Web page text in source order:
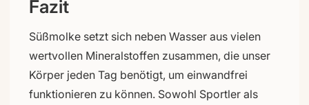
Fazit
Süßmolke setzt sich neben Wasser aus vielen
wertvollen Mineralstoffen zusammen, die unser
Körper jeden Tag benötigt, um einwandfrei
funktionieren zu können. Sowohl Sportler als